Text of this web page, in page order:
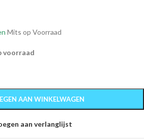
Mits op Voorraad
voorraad
AAN WINKELWAGEN
aan verlanglijst